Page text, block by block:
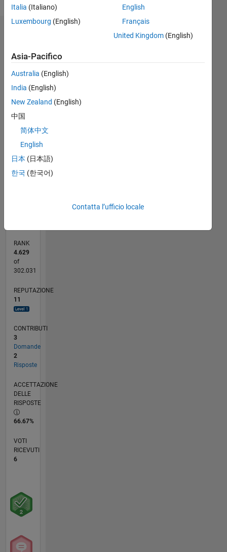
Statistica
M…
CONTRIBUTI
-2
-1
1
2
3
4
RANK
4.629
of
302.031
REPUTAZIONE
11
CONTRIBUTI
3
Domande
2
Risposte
ACCETTAZIONE
DELLE
RISPOSTE
66.67%
VOTI
RICEVUTI
6
Italia (Italiano)
Luxembourg (English)
English
Français
United Kingdom(English)
Asia-Pacifico
Australia (English)
India (English)
New Zealand (English)
中国
简体中文
English
日本 (日本語)
한국 (한국어)
Contatta l’ufficio locale